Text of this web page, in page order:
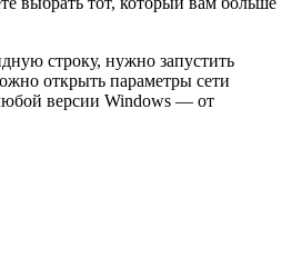
строку, нужно запустить
открыть параметры сети
версии Windows — от